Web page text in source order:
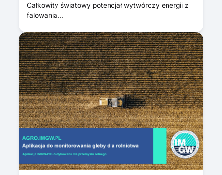
Całkowity światowy potencjał wytwórczy energii z
falowania…